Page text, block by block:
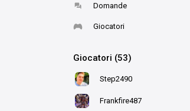
Domande
Giocatori
Giocatori (53)
Step2490
Frankfire487